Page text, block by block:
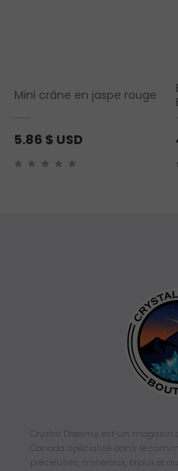
Mini crâne en jaspe rouge
5.86 $ USD
Crystal Dreams est un magasin
Canada spécialisé dans le
précieuses, minéraux, bijoux et